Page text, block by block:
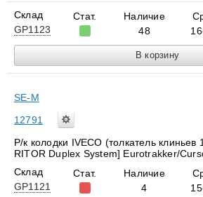
Склад
GP1123
Стат.
Наличие
48
SE-M
12791
Р/к колодки IVECO (толкатель
RITOR Duplex System] Eurotrakker/
Склад
GP1121
Стат.
Наличие
4